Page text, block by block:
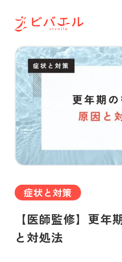
症状と対策
【医師監修】更年
と対処法